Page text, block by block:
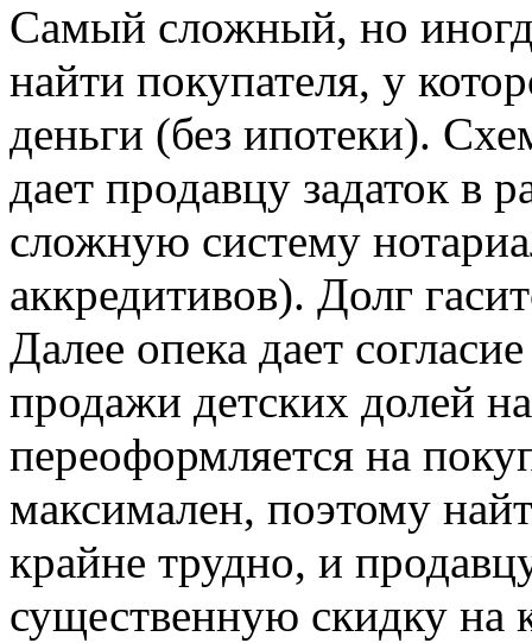
Самый сложный, но
найти покупателя, у
деньги (без ипотеки).
дает продавцу задаток в
сложную систему
аккредитивов). Долг
Далее опека дает
продажи детских долей
переоформляется на
максимален, поэтому
крайне трудно, и
существенную скидку на